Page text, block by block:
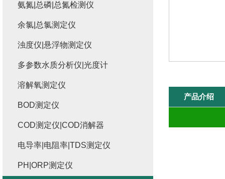
产品介绍
氨氮|总磷|总氮检测仪
余氯|总氯测定仪
浊度仪|悬浮物测定仪
多参数水质分析仪|光度计
溶解氧测定仪
BOD测定仪
COD测定仪|COD消解器
电导率|电阻率|TDS测定仪
PH|ORP测定仪